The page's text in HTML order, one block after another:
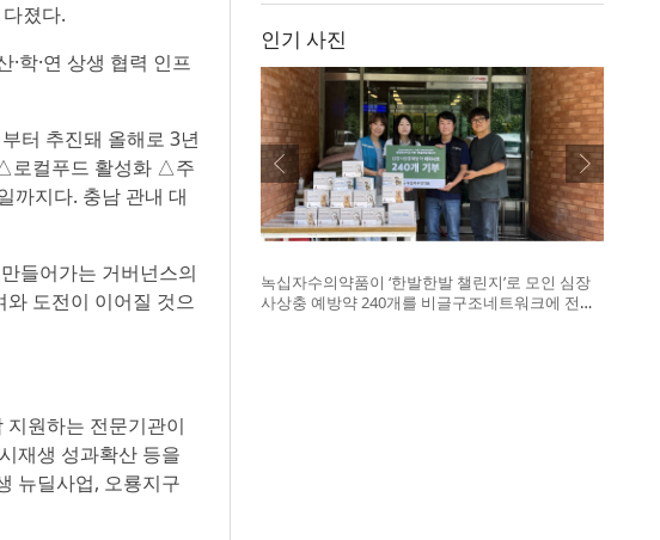
졌다.
학·연 상생 협력 인프
터 추진돼 올해로 3년
로컬푸드 활성화 △주
까지다. 충남 관내 대
들어가는 거버넌스의
도전이 이어질 것으
원하는 전문기관이
재생 성과확산 등을
뉴딜사업, 오룡지구
인기 사진
녹십자수의약품이 ‘한발한발 챌린지’로 모인 심장
사상충 예방약 240개를 비글구조네트워크에 전달